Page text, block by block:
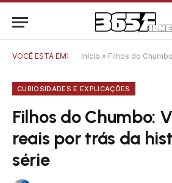
VOCÊ ESTÁ EM: Início » Filhos do Chumbo: Veja 7
CURIOSIDADES E EXPLICAÇÕES
Filhos do Chumbo:
reais por trás da
série